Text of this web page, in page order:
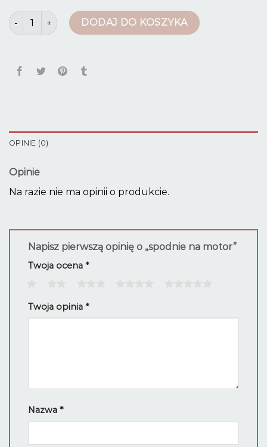
ilość spodnie na motorDODAJ DO KOSZYKA
OPINIE (0)
Opinie
Na razie nie ma opinii o produkcie.
Napisz pierwszą opinię o „spodnie na motor”
Twoja ocena *
Twoja opinia *
Nazwa *